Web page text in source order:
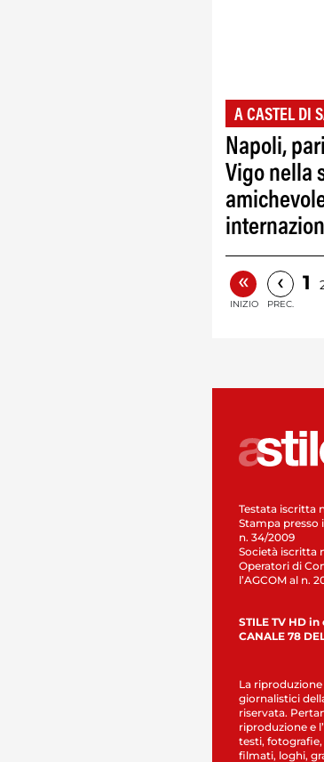
A CASTEL DI
Napoli,
Vigo nella
«
INIZIO
‹
PREC.
1
Testata iscritta
Stampa presso
n. 34/2009
Società iscritta
Operatori di
l’AGCOM al n.
STILE TV HD in
CANALE 78
La
giornalistici
riservata.
riproduzione e
testi,
filmati, loghi,